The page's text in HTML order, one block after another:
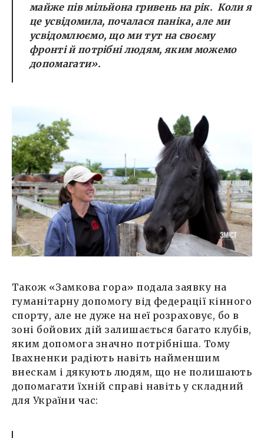
майже пів мільйона гривень на рік. Коли я
це усвідомила, почалася паніка, але ми
усвідомлюємо, що ми тут на своєму
фронті й потрібні людям, яким можемо
допомагати».
Також «Замкова гора» подала заявку на
гуманітарну допомогу від федерації кінного
спорту, але не дуже на неї розраховує, бо в
зоні бойових дій залишається багато клубів,
яким допомога значно потрібніша. Тому
Івахненки радіють навіть найменшим
внескам і дякують людям, що не полишають
допомагати їхній справі навіть у складний
для України час: